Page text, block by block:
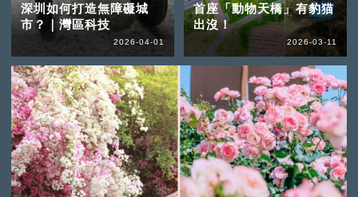
深圳如何打造無障礙城
市？｜灣區科技
2026-04-01
首座「動物天橋」有豹猫
出沒！
2026-03-11